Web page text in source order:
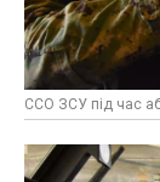
ССО ЗСУ під час